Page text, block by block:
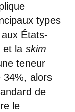
types
États-
la skim
teneur
34%, alors
de
le